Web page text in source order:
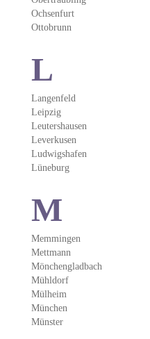
Ochsenfurt
Ottobrunn
L
Langenfeld
Leipzig
Leutershausen
Leverkusen
Ludwigshafen
Lüneburg
M
Memmingen
Mettmann
Mönchengladbach
Mühldorf
Mülheim
München
Münster